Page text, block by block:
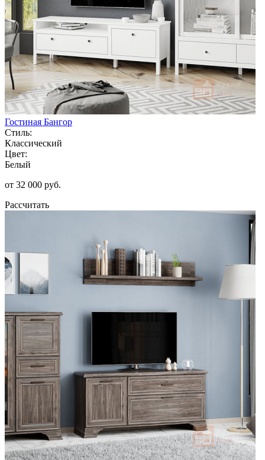
Гостиная Бангор
Стиль:
Классический
Цвет:
Белый
от 32 000 руб.
Рассчитать